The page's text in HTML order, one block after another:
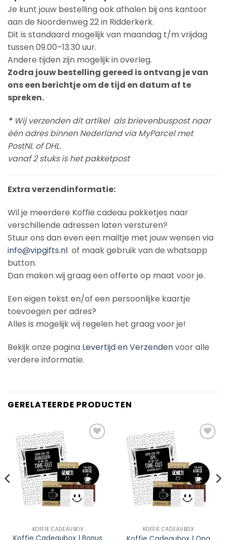
Je kunt jouw bestelling ook afhalen bij ons kantoor
aan de Noordenweg 22 in Ridderkerk.
Dit is standaard mogelijk van maandag t/m vrijdag
tussen 09.00–13.30 uur.
Andere tijden zijn mogelijk in overleg.
Zodra jouw bestelling gereed is ontvang je van
ons een berichtje om de tijd en datum af te
spreken.
* Wij verzenden dit artikel als brievenbuspost naar
één adres binnen Nederland via MyParcel met
PostNL of DHL.
vanaf 2 stuks is het pakketpost
Extra verzendinformatie:
Wil je meerdere Koffie cadeau pakketjes naar
verschillende adressen laten versturen?
Stuur ons dan even een mailtje met jouw wensen via
info@vipgifts.nl of maak gebruik van de whatsapp
button.
Dan maken wij graag een offerte op maat voor je.
Een eigen tekst en/of een persoonlijke kaartje
toevoegen per adres?
Alles is mogelijk wij regelen het graag voor je!
Bekijk onze pagina Levertijd en Verzendenvoor alle
verdere informatie.
GERELATEERDE PRODUCTEN
KOFFIE CADEAUBOX KOFFIE CADEAUBOX